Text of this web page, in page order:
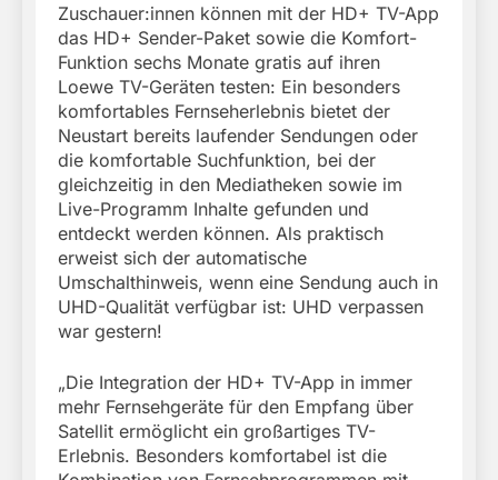
Zuschauer:innen können mit der HD+ TV-App
das HD+ Sender-Paket sowie die Komfort-
Funktion sechs Monate gratis auf ihren
Loewe TV-Geräten testen: Ein besonders
komfortables Fernseherlebnis bietet der
Neustart bereits laufender Sendungen oder
die komfortable Suchfunktion, bei der
gleichzeitig in den Mediatheken sowie im
Live-Programm Inhalte gefunden und
entdeckt werden können. Als praktisch
erweist sich der automatische
Umschalthinweis, wenn eine Sendung auch in
UHD-Qualität verfügbar ist: UHD verpassen
war gestern!
„Die Integration der HD+ TV-App in immer
mehr Fernsehgeräte für den Empfang über
Satellit ermöglicht ein großartiges TV-
Erlebnis. Besonders komfortabel ist die